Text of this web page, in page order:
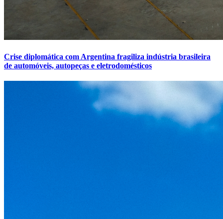
Crise diplomática com Argentina fragiliza indústria brasileira
de automóveis, autopeças e eletrodomésticos